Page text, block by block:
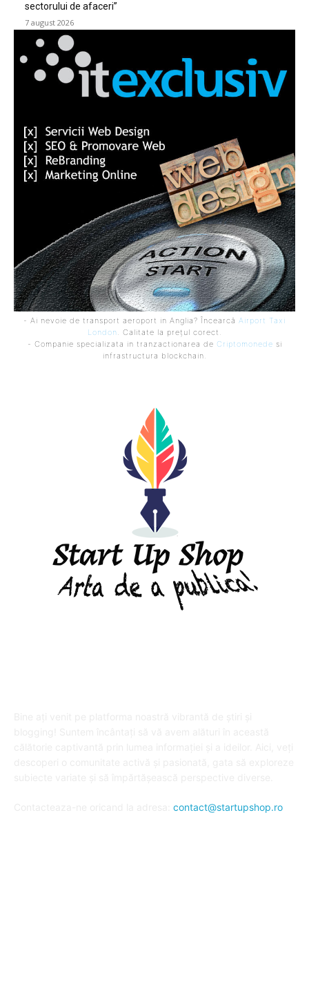
sectorului de afaceri”
7 august 2026
- Ai nevoie de transport aeroport in Anglia? Încearcă Airport Taxi
London. Calitate la prețul corect.
- Companie specializata in tranzactionarea de Criptomonede si
infrastructura blockchain.
contact@startupshop.ro